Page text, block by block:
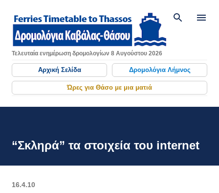
Μετάβαση στο κύριο περιεχόμενο
Τελευταία ενημέρωση δρομολογίων 8 Αυγούστου 2026
Αρχική Σελίδα Δρομολόγια Λήμνος
Ώρες για Θάσο με μια ματιά
“Σκληρά” τα στοιχεία του internet
16.4.10